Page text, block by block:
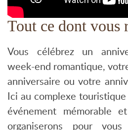
Tout ce dont vous
Vous célébrez un
week-end romantique,
anniversaire ou votre
Ici au complexe
événement mémorable
organiserons pour